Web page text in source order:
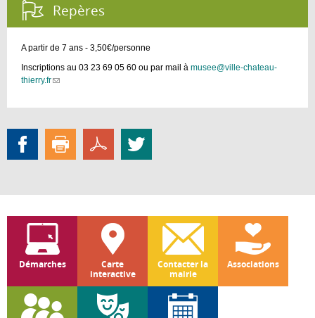
Repères :
A partir de 7 ans - 3,50€/personne
Inscriptions au 03 23 69 05 60 ou par mail à musee@ville-chateau-
thierry.fr(link
Démarches
Carte
interactive
Contacter la
mairie
Associations